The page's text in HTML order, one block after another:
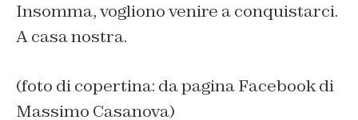
Insomma, vogliono venire a conquistarci.
A casa nostra.
(foto di copertina: da pagina Facebook di
Massimo Casanova)